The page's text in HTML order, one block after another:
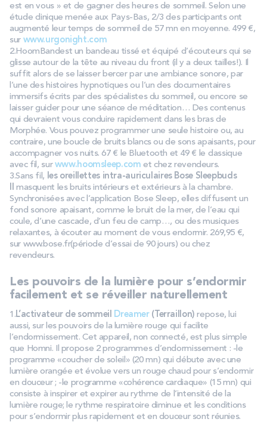
est en vous » et de gagner des heures de sommeil. Selon une
étude clinique menée aux Pays-Bas, 2/3 des participants ont
augmenté leur temps de sommeil de 57 mn en moyenne. 499 €,
sur www.urgonight.com
2.HoomBandest un bandeau tissé et équipé d’écouteurs qui se
glisse autour de la tête au niveau du front (il y a deux tailles!). Il
suffit alors de se laisser bercer par une ambiance sonore, par
l’une des histoires hypnotiques ou l’un des documentaires
immersifs écrits par des spécialistes du sommeil, ou encore se
laisser guider pour une séance de méditation… Des contenus
qui devraient vous conduire rapidement dans les bras de
Morphée. Vous pouvez programmer une seule histoire ou, au
contraire, une boucle de bruits blancs ou de sons apaisants, pour
accompagner vos nuits. 67 € le Bluetooth et 49 € le classique
avec fil, sur www.hoomsleep.com et chez revendeurs.
3.Sans fil, les oreillettes intra-auriculaires Bose Sleepbuds
masquent les bruits intérieurs et extérieurs à la chambre.
Synchronisées avec l’application Bose Sleep, elles diffusent un
fond sonore apaisant, comme le bruit de la mer, de l’eau qui
coule, d’une cascade, d’un feu de camp…, ou des musiques
relaxantes, à écouter au moment de vous endormir. 269,95 €,
sur www.bose.fr(période d’essai de 90 jours) ou chez
revendeurs.
Les pouvoirs de la lumière pour s’endormir
facilement et se réveiller naturellement
1. L’activateur de sommeil Dreamer(Terraillon) repose, lui
aussi, sur les pouvoirs de la lumière rouge qui facilite
l’endormissement. Cet appareil, non connecté, est plus simple
que Homni. Il propose 2 programmes d’endormissement : -le
programme «coucher de soleil» (20 mn) qui débute avec une
lumière orangée et évolue vers un rouge chaud pour s’endormir
en douceur ; -le programme «cohérence cardiaque» (15 mn) qui
consiste à inspirer et expirer au rythme de l’intensité de la
lumière rouge; le rythme respiratoire diminue et les conditions
pour s’endormir plus rapidement et en douceur sont réunies.